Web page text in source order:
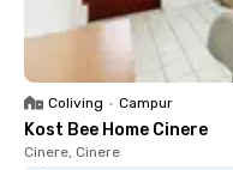
Coliving • Campur
Kost Bee Home Cinere
Cinere, Cinere